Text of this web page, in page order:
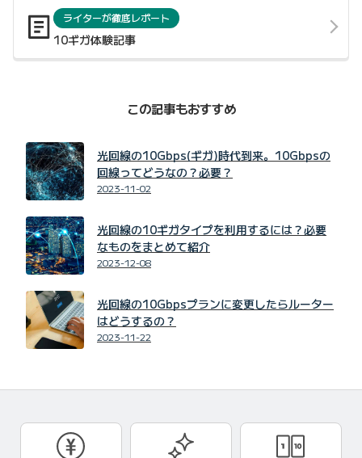
ライターが徹底レポート
10ギガ体験記事
この記事もおすすめ
光回線の10Gbps(ギガ)時代到来。10Gbpsの
回線ってどうなの？必要？
2023-11-02
光回線の10ギガタイプを利用するには？必要
なものをまとめて紹介
2023-12-08
光回線の10Gbpsプランに変更したらルーター
はどうするの？
2023-11-22